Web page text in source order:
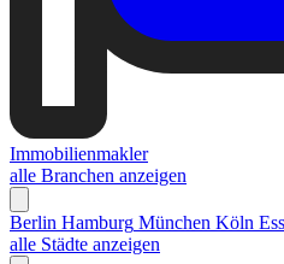
Immobilienmakler
alle Branchen anzeigen
Berlin Hamburg München Köln
alle Städte anzeigen